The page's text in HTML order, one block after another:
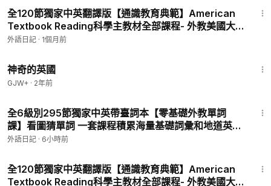
全120節獨家中英翻譯版【通識教育典範】American
Textbook Reading科學主教材全部課程- 外教美國大
叔Brain Stewart精講 P120 - Social Studies 社會科
外語日記 · 1個月前
神奇的英國
GJW+ · 2年前
全6級別295節獨家中英帶臺詞本【零基礎外教單詞
課】看圖猜單詞 一套課程積累海量基礎詞彙和地道英語
表達 讓孩子自信開口說英語 P3 - Reading Level 1-
外語日記 · 6小時前
全120節獨家中英翻譯版【通識教育典範】American
Textbook Reading科學主教材全部課程- 外教美國大